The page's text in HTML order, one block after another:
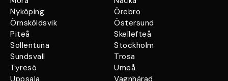
Nyköping
Örebro
Örnsköldsvik
Östersund
Piteå
Skellefteå
Sollentuna
Stockholm
Sundsvall
Trosa
Tyresö
Umeå
Uppsala
Vagnhärad